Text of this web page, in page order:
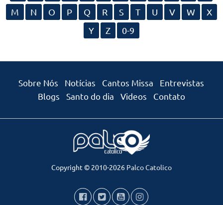
M
N O P Q R S T U V W
X
Y
Z 0-9
Sobre Nós Notícias Cantos Missa
Entrevistas
Blogs
Santo do dia Videos Contato
Copyright © 2010-2026 Palco Catolico